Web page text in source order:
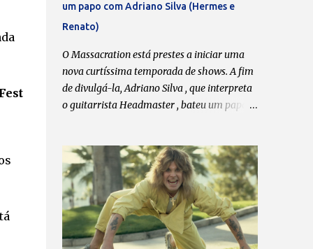
um papo com Adriano Silva (Hermes e
Renato)
O Massacration está prestes a iniciar uma
nova curtíssima temporada de shows. A fim
de divulgá-la, Adriano Silva , que interpreta
o guitarrista Headmaster , bateu um papo
Boa leitura! Transcrição: Leonardo Bondioli
Fotos: Divulgação O que dita o ritmo das
reuniões esporádicas do Massacration são as
agendas de vocês. Sempre que coincide de
todos terem um “tempinho”, vocês se
reúnem, lançam uma música nova e/ou